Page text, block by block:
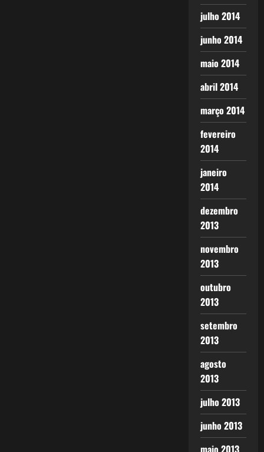
julho 2014
junho 2014
maio 2014
abril 2014
março 2014
fevereiro
2014
janeiro
2014
dezembro
2013
novembro
2013
outubro
2013
setembro
2013
agosto
2013
julho 2013
junho 2013
maio 2013